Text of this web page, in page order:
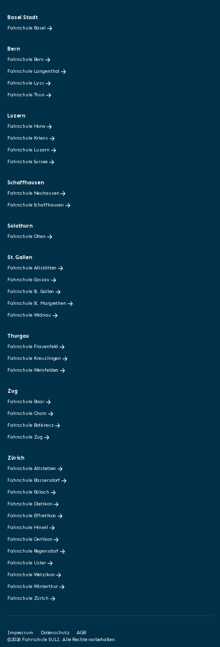
Basel Stadt
Fahrschule Basel
Bern
Fahrschule Bern
Fahrschule Langenthal
Fahrschule Lyss
Fahrschule Thun
Luzern
Fahrschule Horw
Fahrschule Kriens
Fahrschule Luzern
Fahrschule Sursee
Schaffhausen
Fahrschule Neuhausen
Fahrschule Schaffhausen
Solothurn
Fahrschule Olten
St. Gallen
Fahrschule Altstätten
Fahrschule Gossau
Fahrschule St. Gallen
Fahrschule St. Margrethen
Fahrschule Widnau
Thurgau
Fahrschule Frauenfeld
Fahrschule Kreuzlingen
Fahrschule Weinfelden
Zug
Fahrschule Baar
Fahrschule Cham
Fahrschule Rotkreuz
Fahrschule Zug
Zürich
Fahrschule Altstetten
Fahrschule Bassersdorf
Fahrschule Bülach
Fahrschule Dietikon
Fahrschule Effretikon
Fahrschule Hinwil
Fahrschule Oerlikon
Fahrschule Regensdorf
Fahrschule Uster
Fahrschule Wetzikon
Fahrschule Winterthur
Fahrschule Zürich
Impressum Datenschutz
AGB
©2026 Fahrschule SULI. Alle Rechte vorbehalten.